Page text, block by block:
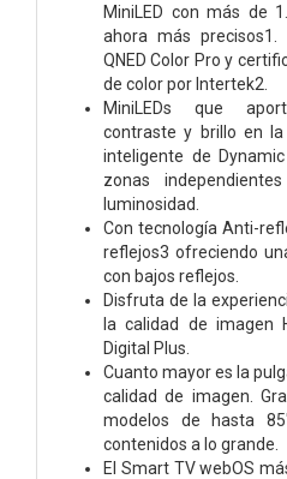
MiniLED con más de
ahora más precisos1.
QNED Color Pro y
de color por Intertek2.
MiniLEDs que
contraste y brillo en
inteligente de
zonas
luminosidad.
Con tecnología Anti-
reflejos3 ofreciendo
con bajos reflejos.
Disfruta de la
la calidad de imagen
Digital Plus.
Cuanto mayor es la
calidad de imagen.
modelos de hasta
contenidos a lo grande.
El Smart TV webOS